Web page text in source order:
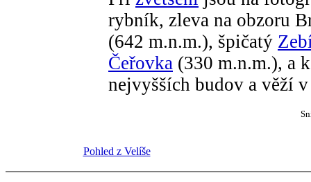
rybník, zleva na obzoru
(642 m.n.m.), špičatý
Čeřovka (330 m.n.m.), a
nejvyšších budov a věží
Pohled z Velíše